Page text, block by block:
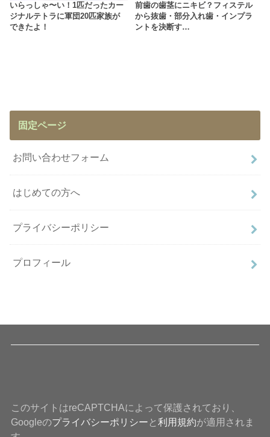
いらっしゃ〜い！1匹だったカー
ジナルテトラに軍団20匹家族が
できたよ！
前歯の歯茎にニキビ？フィステル
から抜歯・部分入れ歯・インプラ
ントを決断す…
固定ページ
お問い合わせフォーム
はじめての方へ
プライバシーポリシー
プロフィール
このサイトはreCAPTCHAによって保護されており、
Googleのプライバシーポリシー と 利用規約が適用されま